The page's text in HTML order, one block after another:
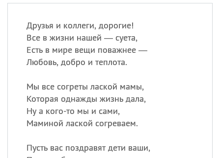
Друзья и коллеги, дорогие!
Все в жизни нашей — суета,
Есть в мире вещи поважнее —
Любовь, добро и теплота.
Мы все согреты лаской мамы,
Которая однажды жизнь дала,
Ну а кого-то мы и сами,
Маминой лаской согреваем.
Пусть вас поздравят дети ваши,